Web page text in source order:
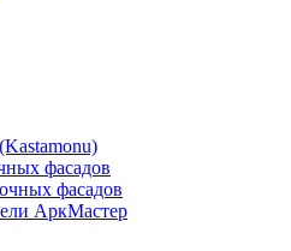
фасадов
фасадов
АркМастер